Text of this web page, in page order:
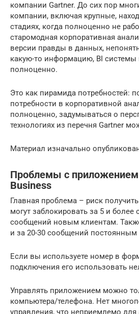
компании Gartner. До сих пор
компании, включая крупные,
стадиях, когда полноценно не
старомодная корпоративная
версии правды в данных,
какую-то информацию, BI системы
полноценно.
Это как пирамида потребностей:
потребности в корпоративной
полноценно, задумываться о
технологиях из перечня Gartner
Материал изначально
Проблемы с приложением
Business
Главная проблема – риск
могут заблокировать за 5 и более
сообщений новым клиентам.
и за 20-30 сообщений постоянным
Если вы используете номер в
подключения его использовать
Управлять приложением можно
компьютера/телефона. Нет
управления, что неприемлемо для